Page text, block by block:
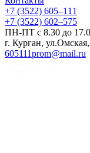
+7 (3522) 605‒111
+7 (3522) 602‒575
ПН-ПТ с 8.30 до
г. Курган,
605111prom@mail.ru